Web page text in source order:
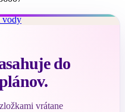
do
vrátane